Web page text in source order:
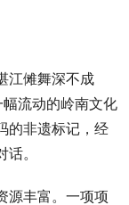
江傩舞深不成
流动的岭南文化
的非遗标记，经
。
源丰富。一项项